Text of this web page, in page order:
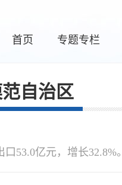
首页 专题专栏
自治区
53.0亿元，增长32.8%。